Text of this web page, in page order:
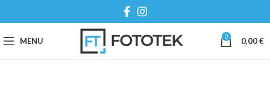
MENU 0 0,00€